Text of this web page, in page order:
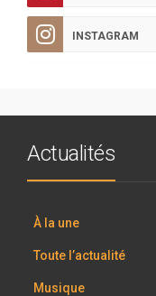
INSTAGRAM
Actualités
À la une
Toute l’actualité
Musique